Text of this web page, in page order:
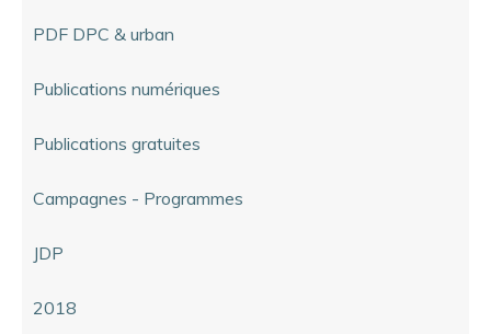
PDF DPC & urban
Publications numériques
Publications gratuites
Campagnes - Programmes
JDP
2018